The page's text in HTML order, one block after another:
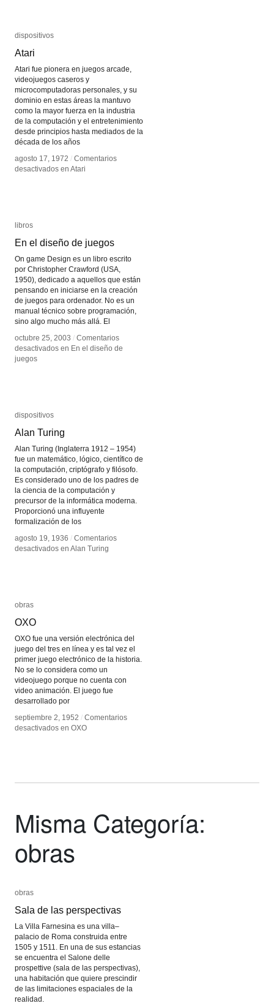
dispositivos
Atari
Atari fue pionera en juegos arcade,
videojuegos caseros y
microcomputadoras personales, y su
dominio en estas áreas la mantuvo
como la mayor fuerza en la industria
de la computación y el entretenimiento
desde principios hasta mediados de la
década de los años
agosto 17, 1972 / Comentarios
desactivados en Atari
dispositivos
Atari
agosto 17, 1972 / Comentarios
desactivados en Atari
libros
En el diseño de juegos
On game Design es un libro escrito
por Christopher Crawford (USA,
1950), dedicado a aquellos que están
pensando en iniciarse en la creación
de juegos para ordenador. No es un
manual técnico sobre programación,
sino algo mucho más allá. El
octubre 25, 2003 / Comentarios
desactivados en En el diseño de
juegos
libros
En el diseño de juegos
octubre 25, 2003 / Comentarios
desactivados en En el diseño de
juegos
dispositivos
Alan Turing
Alan Turing (Inglaterra 1912 – 1954)
fue un matemático, lógico, científico de
la computación, criptógrafo y filósofo.
Es considerado uno de los padres de
la ciencia de la computación y
precursor de la informática moderna.
Proporcionó una influyente
formalización de los
agosto 19, 1936 / Comentarios
desactivados en Alan Turing
dispositivos
Alan Turing
agosto 19, 1936 / Comentarios
desactivados en Alan Turing
obras
OXO
OXO fue una versión electrónica del
juego del tres en línea y es tal vez el
primer juego electrónico de la historia.
No se lo considera como un
videojuego porque no cuenta con
video animación. El juego fue
desarrollado por
septiembre 2, 1952 / Comentarios
desactivados en OXO
obras
OXO
septiembre 2, 1952 / Comentarios
desactivados en OXO
Misma Categoría:
obras
obras
Sala de las perspectivas
La Villa Farnesina es una villa–
palacio de Roma construida entre
1505 y 1511. En una de sus estancias
se encuentra el Salone delle
prospettive (sala de las perspectivas),
una habitación que quiere prescindir
de las limitaciones espaciales de la
realidad.
obras
Sala de las perspectivas